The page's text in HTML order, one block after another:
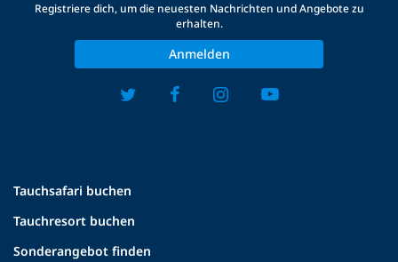
Tauchsafari buchen
Tauchresort buchen
Sonderangebot finden
Registriere dich, um die neuesten Nachrichten und Angebote zu
erhalten.
Anmelden